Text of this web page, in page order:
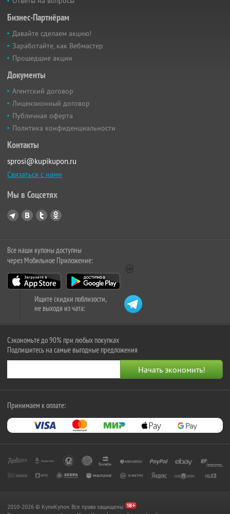
Бизнес-Партнёрам
Давайте сделаем акцию!
Заработайте, как Вебмастер
Прошедшие акции
Документы
Агентский договор
Лицензионный договор
Публичная оферта
Политика конфиденциальности
Контакты
sprosi@kupikupon.ru
Связаться с нами
Мы в Соцсетях
Все наши купоны доступны
через Мобильное Приложение:
Ищите скидки поблизости,
не выходя из чата:
Сэкономьте до 90% при любых покупках
Подпишитесь на самые выгодные предложения
Принимаем к оплате:
2010-2026 © КупиКупон. Все права защищены.